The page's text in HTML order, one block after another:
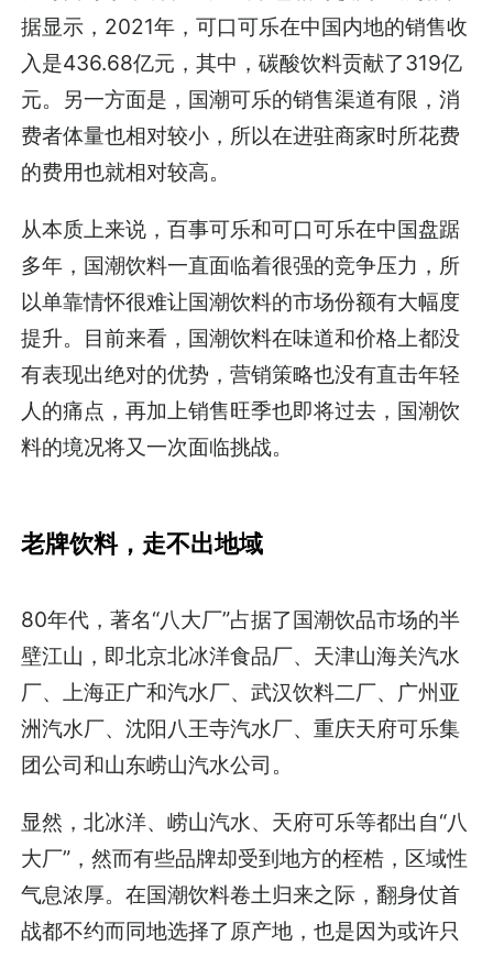
据显示，2021年，可口可乐在中国内地的销售收
入是436.68亿元，其中，碳酸饮料贡献了319亿
元。另一方面是，国潮可乐的销售渠道有限，消
费者体量也相对较小，所以在进驻商家时所花费
的费用也就相对较高。
从本质上来说，百事可乐和可口可乐在中国盘踞
多年，国潮饮料一直面临着很强的竞争压力，所
以单靠情怀很难让国潮饮料的市场份额有大幅度
提升。目前来看，国潮饮料在味道和价格上都没
有表现出绝对的优势，营销策略也没有直击年轻
人的痛点，再加上销售旺季也即将过去，国潮饮
料的境况将又一次面临挑战。
老牌饮料，走不出地域
80年代，著名“八大厂”占据了国潮饮品市场的半
壁江山，即北京北冰洋食品厂、天津山海关汽水
厂、上海正广和汽水厂、武汉饮料二厂、广州亚
洲汽水厂、沈阳八王寺汽水厂、重庆天府可乐集
团公司和山东崂山汽水公司。
显然，北冰洋、崂山汽水、天府可乐等都出自“八
大厂”，然而有些品牌却受到地方的桎梏，区域性
气息浓厚。在国潮饮料卷土归来之际，翻身仗首
战都不约而同地选择了原产地，也是因为或许只